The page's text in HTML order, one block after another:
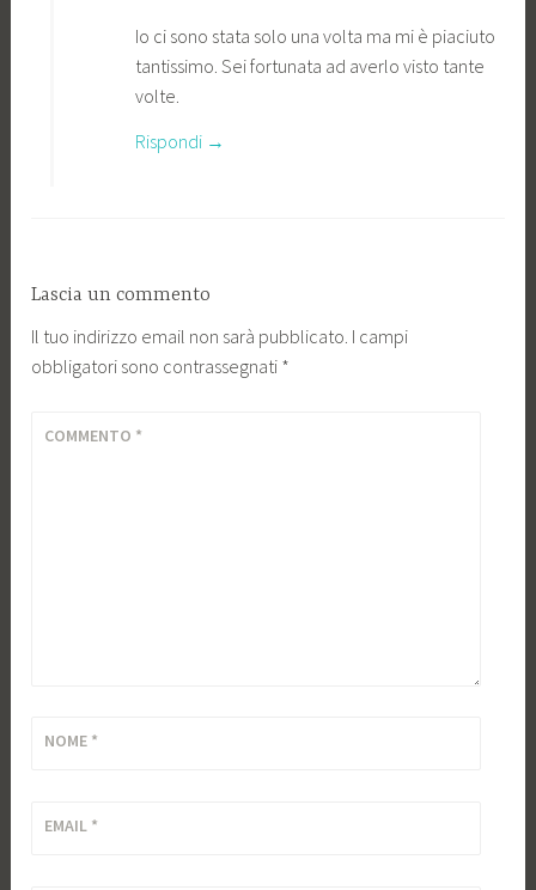
Io ci sono stata solo una volta ma mi è piaciuto
tantissimo. Sei fortunata ad averlo visto tante
volte.
Rispondi
Lascia un commento
Il tuo indirizzo email non sarà pubblicato. I campi
obbligatori sono contrassegnati *
COMMENTO *
NOME *
EMAIL *